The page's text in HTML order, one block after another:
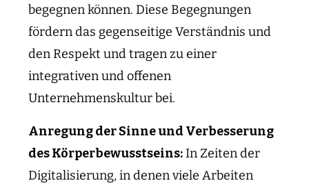
begegnen können. Diese Begegnungen
fördern das gegenseitige Verständnis und
den Respekt und tragen zu einer
integrativen und offenen
Unternehmenskultur bei.
Anregung der Sinne und Verbesserung
des Körperbewusstseins:In Zeiten der
Digitalisierung, in denen viele Arbeiten